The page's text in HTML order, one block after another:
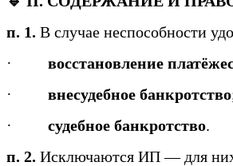
п. 1. В случае неспособности
· восстановление
· внесудебное банкротство
· судебное банкротство.
п. 2. Исключаются ИП — для них